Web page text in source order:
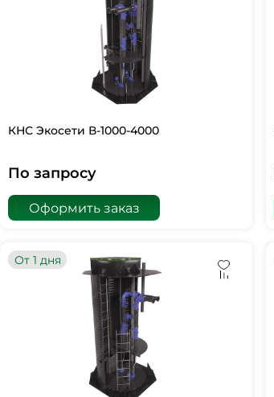
КНС Экосети В-1000-4000
По запросу
Оформить заказ
От 1 дня